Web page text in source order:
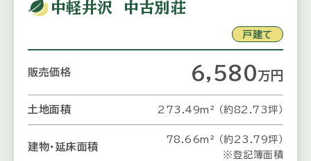
中軽井沢 中古別荘
戸建て
販売価格 6,580万 円
土地面積 273.49m² （約82.73坪）
建物・延床面積
78.66m² （約23.79坪）
※登記簿面積